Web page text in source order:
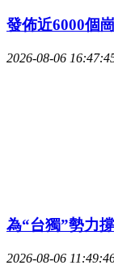
發佈近6000個
2026-08-06
為“台獨”勢力
2026-08-06